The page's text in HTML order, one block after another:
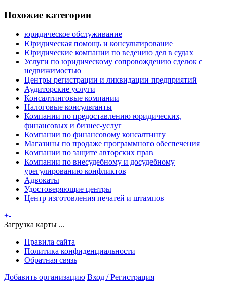
Похожие категории
юридическое обслуживание
Юридическая помощь и консультирование
Юридические компании по ведению дел в судах
Услуги по юридическому сопровождению сделок с
недвижимостью
Центры регистрации и ликвидации предприятий
Аудиторские услуги
Консалтинговые компании
Налоговые консультанты
Компании по предоставлению юридических,
финансовых и бизнес-услуг
Компании по финансовому консалтингу
Магазины по продаже программного обеспечения
Компании по защите авторских прав
Компании по внесудебному и досудебному
урегулированию конфликтов
Адвокаты
Удостоверяющие центры
Центр изготовления печатей и штампов
+-
Загрузка карты ...
Правила сайта
Политика конфиденциальности
Обратная связь
Добавить организацию Вход / Регистрация